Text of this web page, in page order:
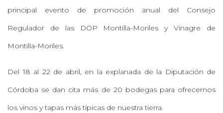
principal evento de promoción anual del Consejo
Regulador de las DOP Montilla-Moriles y Vinagre de
Montilla-Moriles.
Del 18 al 22 de abril, en la explanada de la Diputación de
Córdoba se dan cita más de 20 bodegas para ofrecernos
los vinos y tapas más típicas de nuestra tierra.